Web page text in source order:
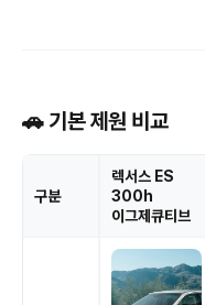
🚗 기본 제원 비교
구분
렉서스 ES
300h
이그제큐티브